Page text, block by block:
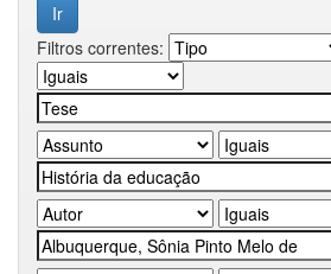
Filtros correntes: